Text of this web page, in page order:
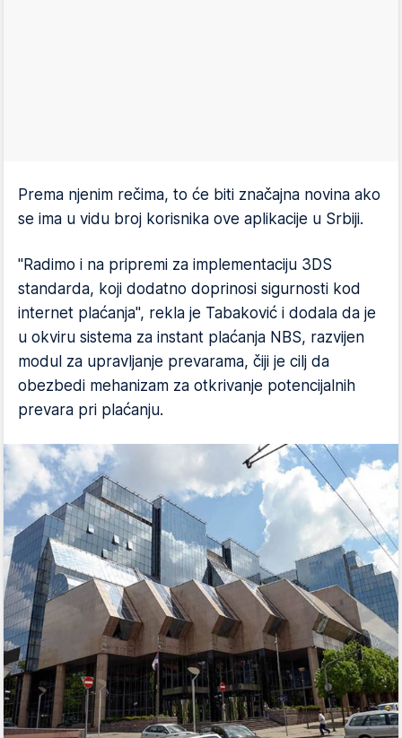
Prema njenim rečima, to će biti značajna novina ako
se ima u vidu broj korisnika ove aplikacije u Srbiji.
"Radimo i na pripremi za implementaciju 3DS
standarda, koji dodatno doprinosi sigurnosti kod
internet plaćanja", rekla je Tabaković i dodala da je
u okviru sistema za instant plaćanja NBS, razvijen
modul za upravljanje prevarama, čiji je cilj da
obezbedi mehanizam za otkrivanje potencijalnih
prevara pri plaćanju.